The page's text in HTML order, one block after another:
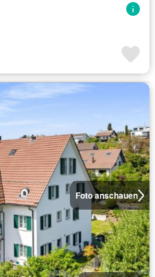
Foto anschauen